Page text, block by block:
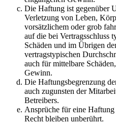
Die Haftung ist gegenüber
Verletzung von Leben,
vorsätzlichem oder grob
auf die bei Vertragsschluss
Schäden und im Übrigen
vertragstypischen
auch für mittelbare
Gewinn.
Die Haftungsbegrenzung
auch zugunsten der
Betreibers.
Ansprüche für eine
Recht bleiben unberührt.